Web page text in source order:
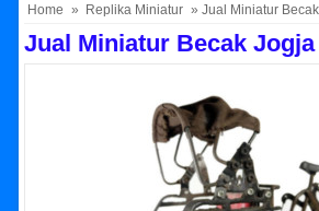
Home » Replika Miniatur » Jual Miniatur
Jual Miniatur Becak